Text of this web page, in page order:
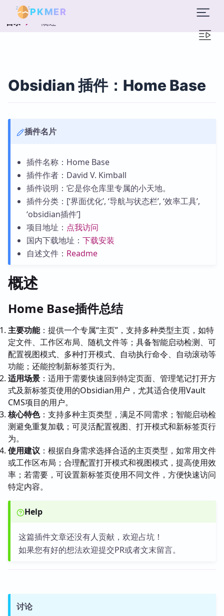
PKMER
目录 概述
Obsidian 插件：Home Base
插件名片
插件名称：Home Base
插件作者：David V. Kimball
插件说明：它是你仓库里专属的小天地。
插件分类：[‘界面优化’, ‘导航与状态栏’, ‘效率工具’,
‘obsidian插件’]
项目地址： 点我访问
国内下载地址： 下载安装
自述文件： Readme
概述
Home Base插件总结
主要功能：提供一个专属“主页”，支持多种类型主页，如特
定文件、工作区布局、随机文件等；具备智能启动检测、可
配置视图模式、多种打开模式、自动执行命令、自动滚动等
功能；还能控制新标签页行为。
适用场景 ：适用于需要快速回到特定页面、管理笔记打开方
式及新标签页使用的Obsidian用户，尤其适合使用Vault
CMS项目的用户。
核心特色：支持多种主页类型，满足不同需求；智能启动检
测避免重复加载；可灵活配置视图、打开模式和新标签页行
为。
使用建议 ：根据自身需求选择合适的主页类型，如常用文件
或工作区布局；合理配置打开模式和视图模式，提高使用效
率；若需要，可设置新标签页使用不同文件，方便快速访问
特定内容。
Help
这篇插件文章还没有人贡献，欢迎占坑！
如果您有好的想法欢迎提交PR或者文末留言。
讨论